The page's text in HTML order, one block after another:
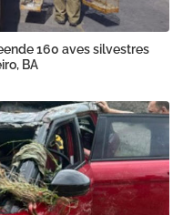
160 aves silvestres
BA